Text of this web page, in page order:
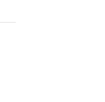
2026 van 21